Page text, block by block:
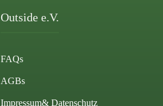
Outside e.V.
FAQs
AGBs
Impressum& Datenschutz